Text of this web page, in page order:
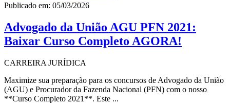
Publicado em: 05/03/2026
Advogado da União AGU PFN 2021:
Baixar Curso Completo AGORA!
CARREIRA JURÍDICA
Maximize sua preparação para os concursos de Advogado da União
(AGU) e Procurador da Fazenda Nacional (PFN) com o nosso
**Curso Completo 2021**. Este ...